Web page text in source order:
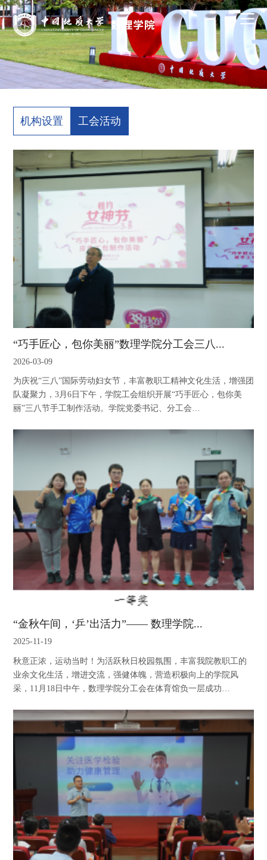
机构设置 工会活动
“巧手匠心，包你美丽”数理学院分工会三八...
2026-03-09
为庆祝“三八”国际劳动妇女节，丰富教职工精神文化生活，增强团
队凝聚力，3月6日下午，学院工会组织开展“巧手匠心，包你美
丽”三八节手工制作活动。学院党委书记、分工会…
“金秋午间，‘乒’出活力”—— 数理学院...
2025-11-19
秋意正浓，运动当时！为活跃秋日校园氛围，丰富我院教职工的
业余文化生活，增进交流，强健体魄，营造积极向上的学院风
采，11月18日中午，数理学院分工会在体育馆负一层成功…